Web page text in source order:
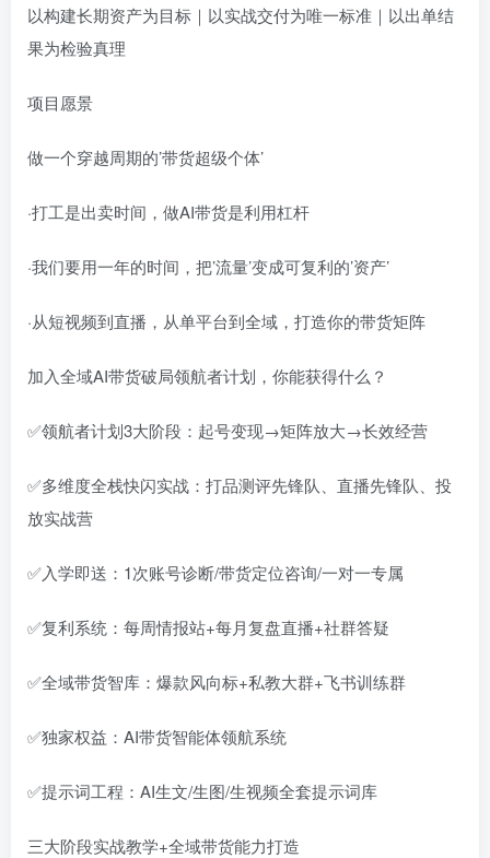
以构建长期资产为目标｜以实战交付为唯一标准｜以出单结
果为检验真理
项目愿景
做一个穿越周期的’带货超级个体’
·打工是出卖时间，做AI带货是利用杠杆
·我们要用一年的时间，把’流量’变成可复利的’资产’
·从短视频到直播，从单平台到全域，打造你的带货矩阵
加入全域AI带货破局领航者计划，你能获得什么？
✅领航者计划3大阶段：起号变现→矩阵放大→长效经营
✅多维度全栈快闪实战：打品测评先锋队、直播先锋队、投
放实战营
✅入学即送：1次账号诊断/带货定位咨询/一对一专属
✅复利系统：每周情报站+每月复盘直播+社群答疑
✅全域带货智库：爆款风向标+私教大群+飞书训练群
✅独家权益：AI带货智能体领航系统
✅提示词工程：AI生文/生图/生视频全套提示词库
三大阶段实战教学+全域带货能力打造